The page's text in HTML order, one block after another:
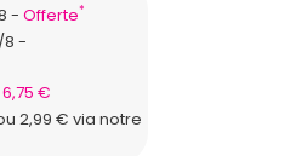
Offerte*
8
6,75 €
2,99 € via notre